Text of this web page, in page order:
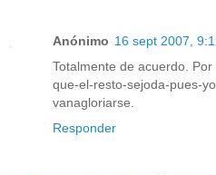
Anónimo 16 sept 2007,
Totalmente de acuerdo.
que-el-resto-sejoda-
vanagloriarse.
Responder